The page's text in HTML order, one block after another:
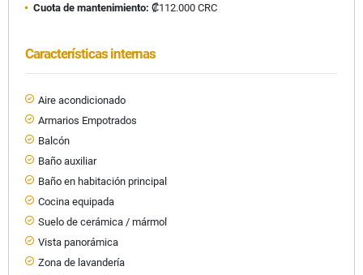
Cuota de mantenimiento: ₡112.000 CRC
Características internas
Aire acondicionado
Armarios Empotrados
Balcón
Baño auxiliar
Baño en habitación principal
Cocina equipada
Suelo de cerámica / mármol
Vista panorámica
Zona de lavandería